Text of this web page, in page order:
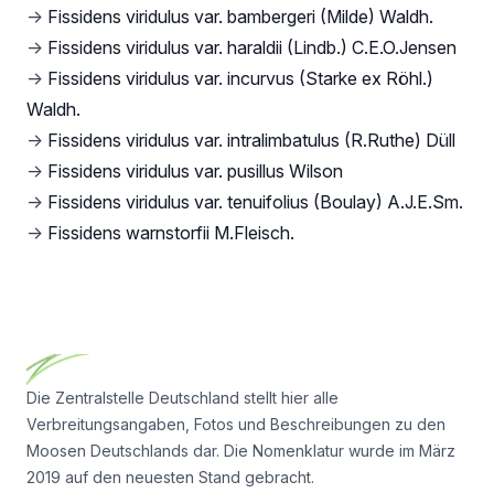
→ Fissidens viridulus var. bambergeri (Milde) Waldh.
→ Fissidens viridulus var. haraldii (Lindb.) C.E.O.Jensen
→ Fissidens viridulus var. incurvus (Starke ex Röhl.)
Waldh.
→ Fissidens viridulus var. intralimbatulus (R.Ruthe) Düll
→ Fissidens viridulus var. pusillus Wilson
→ Fissidens viridulus var. tenuifolius (Boulay) A.J.E.Sm.
→ Fissidens warnstorfii M.Fleisch.
Die Zentralstelle Deutschland stellt hier alle
Verbreitungsangaben, Fotos und Beschreibungen zu den
Moosen Deutschlands dar. Die Nomenklatur wurde im März
2019 auf den neuesten Stand gebracht.